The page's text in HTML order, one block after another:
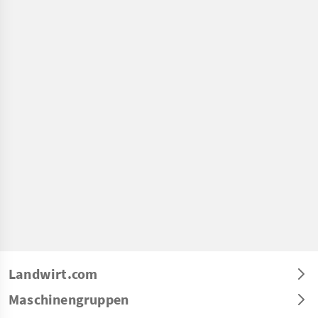
Landwirt.com
Maschinengruppen